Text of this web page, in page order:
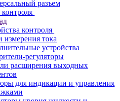
разъем
контроля
контроля
измерения тока
устройства
регуляторы
расширения выходных
для индикации и управления